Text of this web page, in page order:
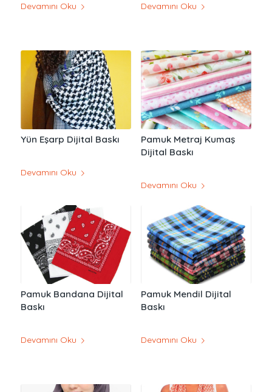
Devamını Oku Devamını Oku
Yün Eşarp Dijital Baskı
Devamını Oku
Pamuk Metraj Kumaş
Dijital Baskı
Devamını Oku
Pamuk Bandana Dijital
Baskı
Devamını Oku
Pamuk Mendil Dijital
Baskı
Devamını Oku